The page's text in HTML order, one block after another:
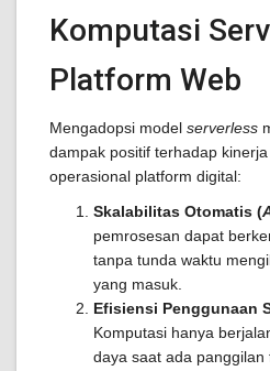
Komputasi
Platform Web
Mengadopsi model serverless
dampak positif terhadap
operasional platform digital:
Skalabilitas Otomatis (
pemrosesan dapat
tanpa tunda waktu
yang masuk.
Efisiensi Penggunaan
Komputasi hanya
daya saat ada panggilan